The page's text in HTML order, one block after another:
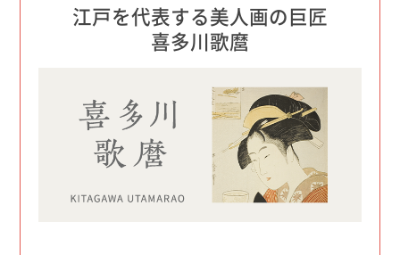
江戸を代表する美人画の巨匠
喜多川歌麿